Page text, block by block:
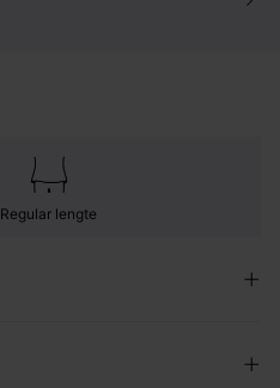
Regular lengte